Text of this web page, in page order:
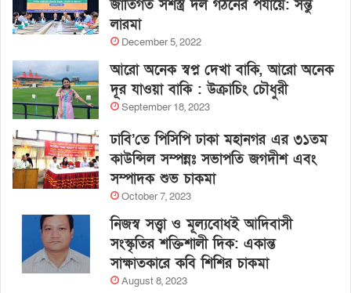
জাতিগত সশস্ত্র দল গঠনের পর্যায়ে: সন্তু
লারমা
December 5, 2022
আরো অনেক স্বপ্ন দেখা বাকি, আরো অনেক
দূর যাওয়া বাকি : উক্রাচিং চৌধুরী
September 18, 2023
ঢাবি’তে পিসিপি ঢাকা মহানগর এর ৩১তম
কাউন্সিল সম্পন্নঃ সভাপতি জগদীশ এবং
সম্পাদক শুভ চাকমা
October 7, 2023
নিজস্ব সত্ত্বা ও মূল্যবোধই আদিবাসী
সংস্কৃতির শক্তিশালী দিক: একান্ত
সাক্ষাতকারে কবি শিশির চাকমা
August 8, 2023